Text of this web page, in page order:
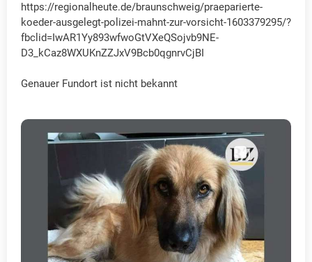
https://regionalheute.de/braunschweig/praeparierte-
koeder-ausgelegt-polizei-mahnt-zur-vorsicht-1603379295/?
fbclid=IwAR1Yy893wfwoGtVXeQSojvb9NE-
D3_kCaz8WXUKnZZJxV9Bcb0qgnrvCjBI
Genauer Fundort ist nicht bekannt